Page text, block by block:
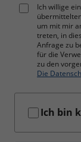
Ich willige
um mit mir
treten, in
Anfrage zu
für die
zu den
Die
Ich bin